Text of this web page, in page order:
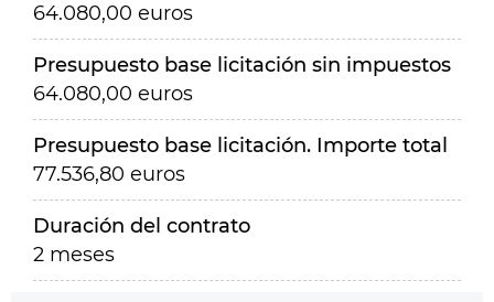
64.080,00 euros
Presupuesto base licitación sin impuestos
64.080,00 euros
Presupuesto base licitación. Importe total
77.536,80 euros
Duración del contrato
2 meses